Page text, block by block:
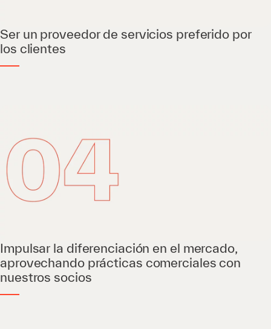
Ser un proveedor de servicios preferido por
los clientes
Impulsar la diferenciación en el mercado,
aprovechando prácticas comerciales con
nuestros socios